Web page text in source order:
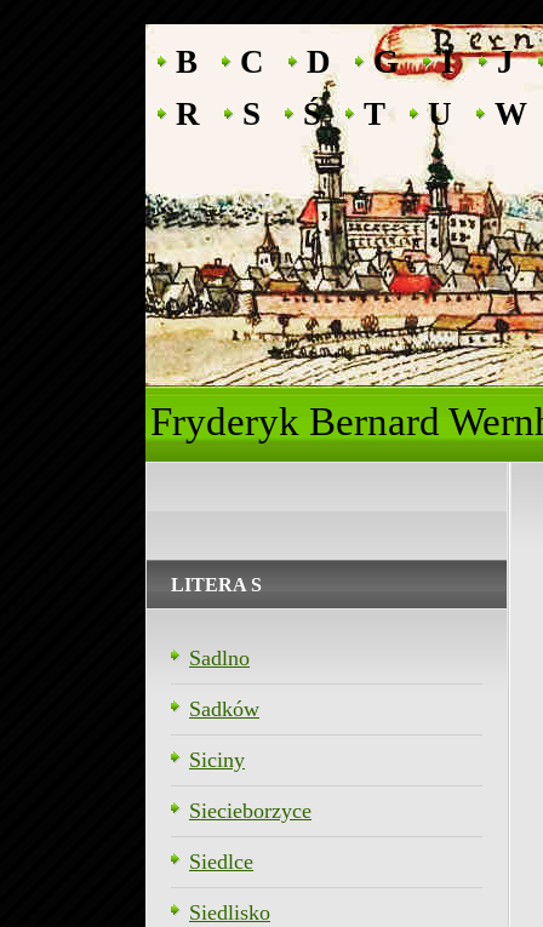
B C D G I
J
R
S Ś T U W
Fryderyk
LITERA S
Sadlno
Sadków
Siciny
Siecieborzyce
Siedlce
Siedlisko